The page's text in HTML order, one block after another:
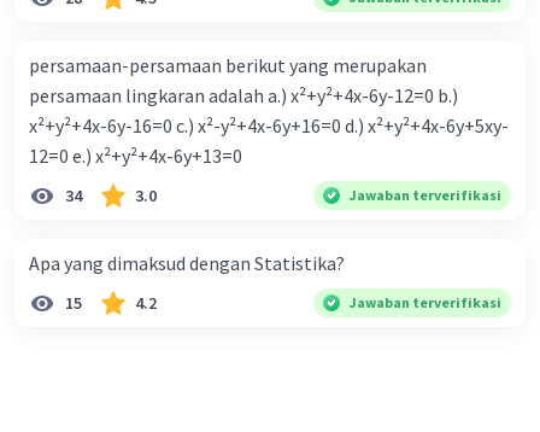
persamaan-persamaan berikut yang merupakan
persamaan lingkaran adalah a.) x²+y²+4x-6y-12=0 b.)
x²+y²+4x-6y-16=0 c.) x²-y²+4x-6y+16=0 d.) x²+y²+4x-6y+5xy-
12=0 e.) x²+y²+4x-6y+13=0
34 3.0 Jawaban terverifikasi
Apa yang dimaksud dengan Statistika?
15 4.2 Jawaban terverifikasi